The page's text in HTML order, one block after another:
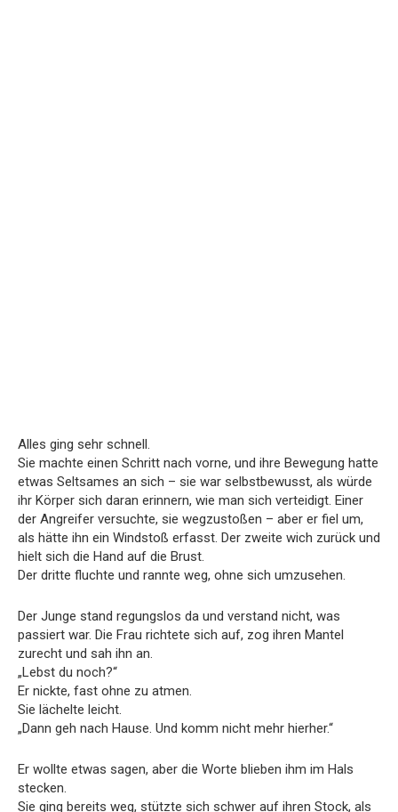
Alles ging sehr schnell.
Sie machte einen Schritt nach vorne, und ihre Bewegung hatte
etwas Seltsames an sich – sie war selbstbewusst, als würde
ihr Körper sich daran erinnern, wie man sich verteidigt. Einer
der Angreifer versuchte, sie wegzustoßen – aber er fiel um,
als hätte ihn ein Windstoß erfasst. Der zweite wich zurück und
hielt sich die Hand auf die Brust.
Der dritte fluchte und rannte weg, ohne sich umzusehen.
Der Junge stand regungslos da und verstand nicht, was
passiert war. Die Frau richtete sich auf, zog ihren Mantel
zurecht und sah ihn an.
„Lebst du noch?“
Er nickte, fast ohne zu atmen.
Sie lächelte leicht.
„Dann geh nach Hause. Und komm nicht mehr hierher.“
Er wollte etwas sagen, aber die Worte blieben ihm im Hals
stecken.
Sie ging bereits weg, stützte sich schwer auf ihren Stock, als